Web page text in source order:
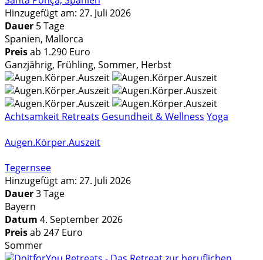
Hinzugefügt am: 27. Juli 2026
Dauer 5 Tage
Spanien, Mallorca
Preisab 1.290 Euro
Ganzjährig, Frühling, Sommer, Herbst
Achtsamkeit Retreats Gesundheit & Wellness Yoga
Augen.Körper.Auszeit
Tegernsee
Hinzugefügt am: 27. Juli 2026
Dauer3 Tage
Bayern
Datum 4. September 2026
Preisab 247 Euro
Sommer